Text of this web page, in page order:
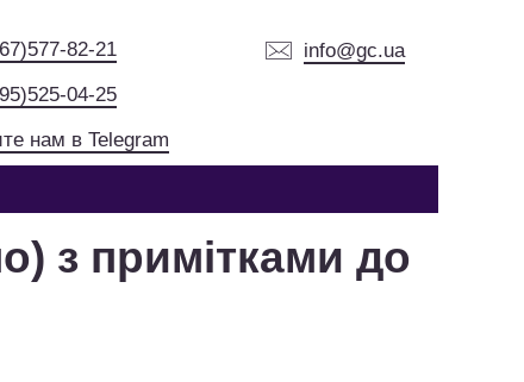
82-21
04-25
нам в Telegram
info@gc.ua
з примітками до